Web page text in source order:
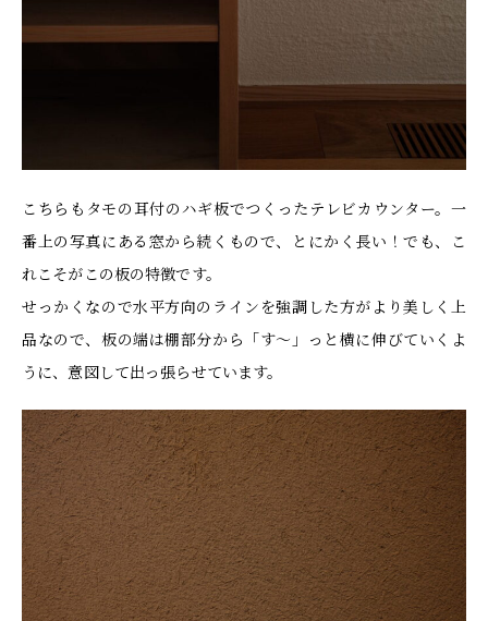
こちらもタモの耳付のハギ板でつくったテレビカウンター。一
番上の写真にある窓から続くもので、とにかく長い！でも、こ
れこそがこの板の特徴です。
せっかくなので水平方向のラインを強調した方がより美しく上
品なので、板の端は棚部分から「す～」っと横に伸びていくよ
うに、意図して出っ張らせています。